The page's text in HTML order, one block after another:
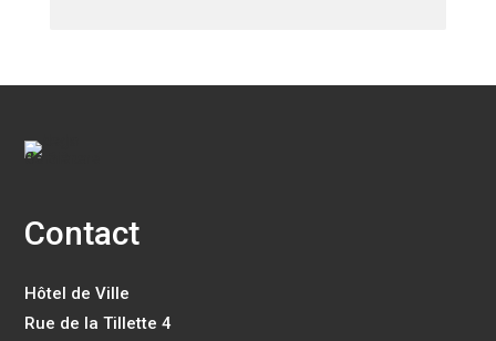
Contact
Hôtel de Ville
Rue de la Tillette 4